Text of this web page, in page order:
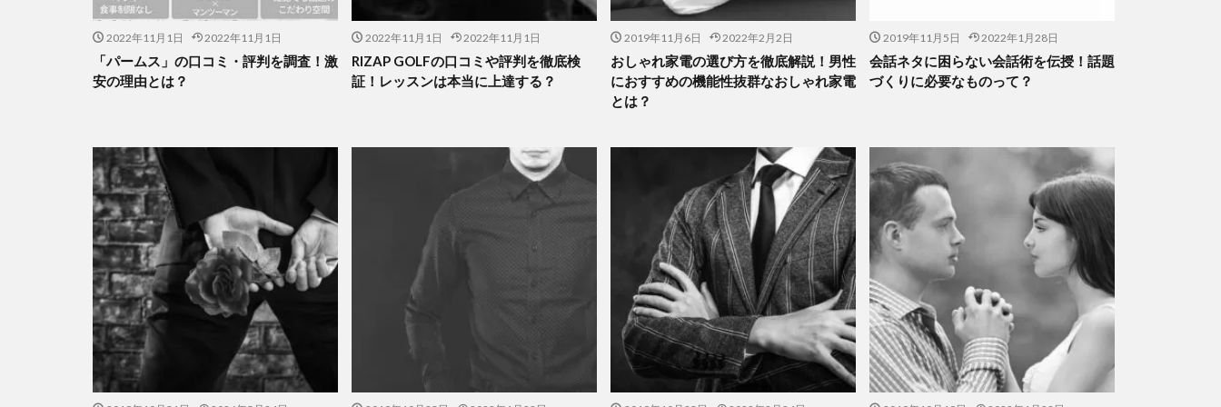
2022年11月1日 2022年11月1日
「パームス」の口コミ・評判を調査！激
安の理由とは？
2022年11月1日 2022年11月1日
RIZAP GOLFの口コミや評判を徹底検
証！レッスンは本当に上達する？
2019年11月6日 2022年2月2日
おしゃれ家電の選び方を徹底解説！男性
におすすめの機能性抜群なおしゃれ家電
とは？
2019年11月5日 2022年1月28日
会話ネタに困らない会話術を伝授！話題
づくりに必要なものって？